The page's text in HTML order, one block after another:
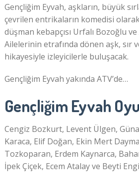
Gençliğim Eyvah, aşkların, büyük
çevrilen entrikaların komedisi
düşman kebapçısı Urfalı Bozoğlu ve
Ailelerinin etrafında dönen aşk, sır
hikayesiyle izleyicilerle buluşacak.
Gençliğim Eyvah yakında ATV’de…
Gençliğim Eyvah
Cengiz Bozkurt, Levent Ülgen,
Karaca, Elif Doğan, Ekin Mert
Tozkoparan, Erdem Kaynarca,
İpek Çiçek, Ecem Atalay ve Beyti